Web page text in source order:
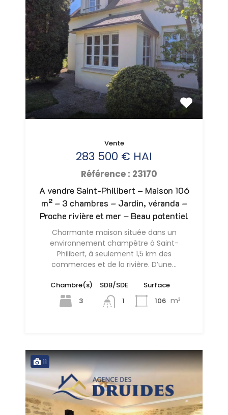
A vendre Saint-Philibert – Maison 106
m² – 3 chambres – Jardin, véranda –
Proche rivière et mer – Beau potentiel
Charmante maison située dans un
environnement champêtre à Saint-
Philibert, à seulement 1,5 km des
commerces et de la rivière. D’une…
Chambre(s)
3
SDB/SDE
1
Surface
106 m²
Vente
283 500 € HAI
Référence : 23170
11